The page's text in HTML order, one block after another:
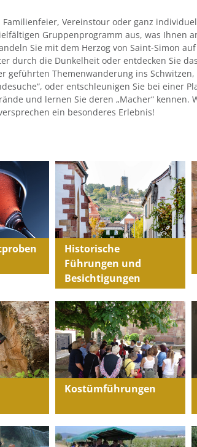
Vereinstour oder ganz
Gruppenprogramm aus, was Ihnen
Sie mit dem Herzog von Saint-Simon
durch die Dunkelheit oder entdecken Sie
geführten Themenwanderung ins
oder entschleunigen Sie bei einer
und lernen Sie deren „Macher“ kennen.
ein besonderes Erlebnis!
Historische
Führungen und
Besichtigungen
Kostümführungen